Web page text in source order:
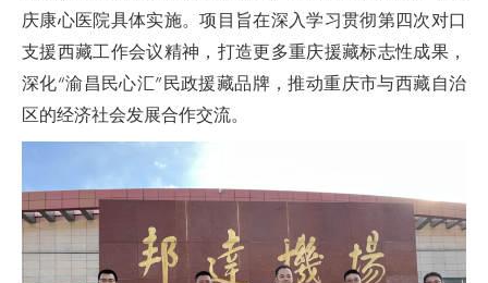
庆康心医院具体实施。项目旨在深入学习贯彻第四次对口
支援西藏工作会议精神，打造更多重庆援藏标志性成果，
深化“渝昌民心汇”民政援藏品牌，推动重庆市与西藏自治
区的经济社会发展合作交流。